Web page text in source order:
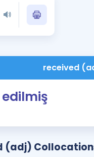
- YÖKDİL Tüm
Gramer
received
(adj)